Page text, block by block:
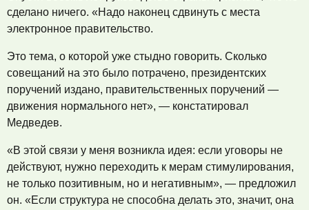
сделано ничего. «Надо наконец сдвинуть с места
электронное правительство.
Это тема, о которой уже стыдно говорить. Сколько
совещаний на это было потрачено, президентских
поручений издано, правительственных поручений —
движения нормального нет», — констатировал
Медведев.
«В этой связи у меня возникла идея: если уговоры не
действуют, нужно переходить к мерам стимулирования,
не только позитивным, но и негативным», — предложил
он. «Если структура не способна делать это, значит, она